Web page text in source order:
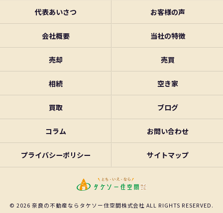
代表あいさつ お客様の声
会社概要 当社の特徴
売却 売買
相続 空き家
買取 ブログ
コラム お問い合わせ
プライバシーポリシー サイトマップ
© 2026 奈良の不動産ならタケソー住空間株式会社 ALL RIGHTS RESERVED.